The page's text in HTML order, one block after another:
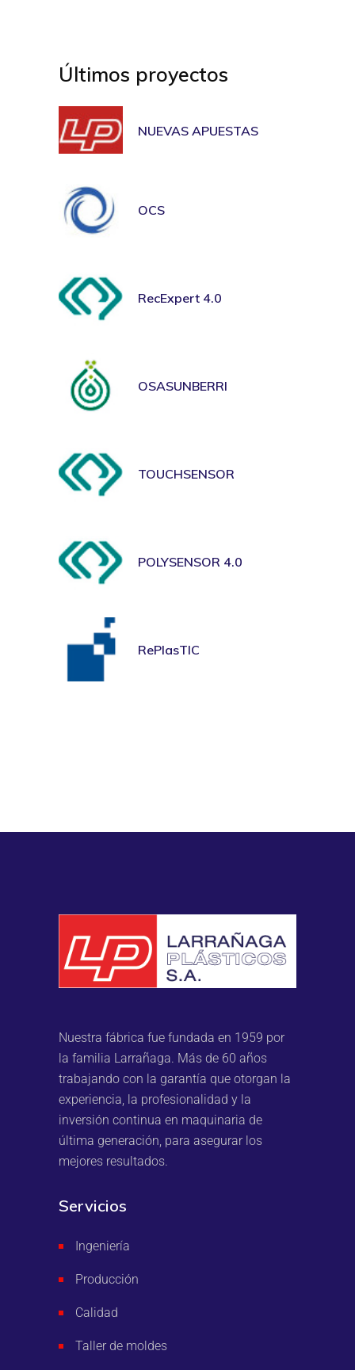
Últimos proyectos
NUEVAS APUESTAS
OCS
RecExpert 4.0
OSASUNBERRI
TOUCHSENSOR
POLYSENSOR 4.0
RePlasTIC
Nuestra fábrica fue fundada en 1959 por
la familia Larrañaga. Más de 60 años
trabajando con la garantía que otorgan la
experiencia, la profesionalidad y la
inversión continua en maquinaria de
última generación, para asegurar los
mejores resultados.
Servicios
Ingeniería
Producción
Calidad
Taller de moldes